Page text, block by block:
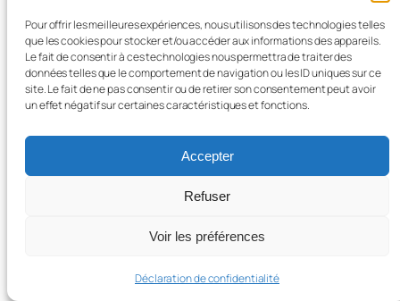
Pour offrir les meilleures expériences, nous utilisons des technologies telles
que les cookies pour stocker et/ou accéder aux informations des appareils.
Le fait de consentir à ces technologies nous permettra de traiter des
données telles que le comportement de navigation ou les ID uniques sur ce
site. Le fait de ne pas consentir ou de retirer son consentement peut avoir
un effet négatif sur certaines caractéristiques et fonctions.
Accepter
Refuser
Voir les préférences
Déclaration de confidentialité
prévention structurée
Les visites régulières permettent de mettre
à jour vaccins et traitements
antiparasitaires, et de dépister tôt des
soucis discrets. Une discussion sur le poids,
alimentationest
particulièrement utile à chaque étape de vie.
Pour Nala, la consultation annuelle a aussi
frottements, c’est aussi du confort.
Pour une vision plus large des équipements